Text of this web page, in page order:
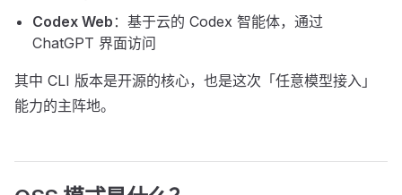
Codex Web ：基于云的 Codex 智能体，通过
ChatGPT 界面访问
其中 CLI 版本是开源的核心，也是这次「任意模型接入」
能力的主阵地。